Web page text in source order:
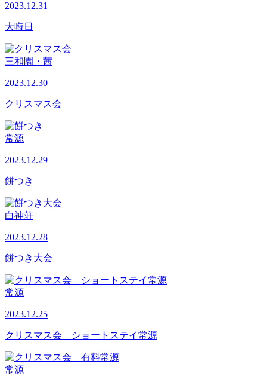
2023.12.31
大晦日
三和園・茜
2023.12.30
クリスマス会
常源
2023.12.29
餅つき
白神荘
2023.12.28
餅つき大会
常源
2023.12.25
クリスマス会 ショートステイ常源
常源